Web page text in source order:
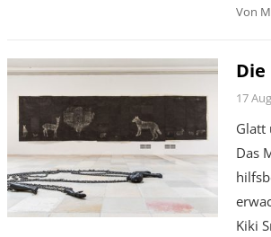
Von
17
Glatt
Das
Kiki